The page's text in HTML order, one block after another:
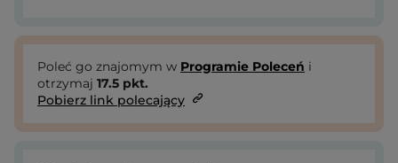
Poleć go znajomym w Programie Poleceń i
otrzymaj 17.5 pkt.
Pobierz link polecający